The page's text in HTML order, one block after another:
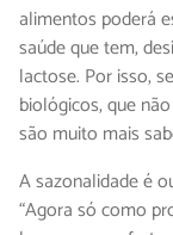
alimentos poderá
saúde que tem,
lactose. Por isso,
biológicos, que
são muito mais
A sazonalidade é
“Agora só como